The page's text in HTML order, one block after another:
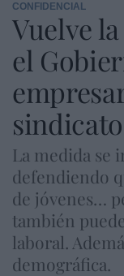
CONFIDENCIAL
Vuelve
el
La medida se
defendiendo
de jóvenes…
también
laboral.
demográfica.